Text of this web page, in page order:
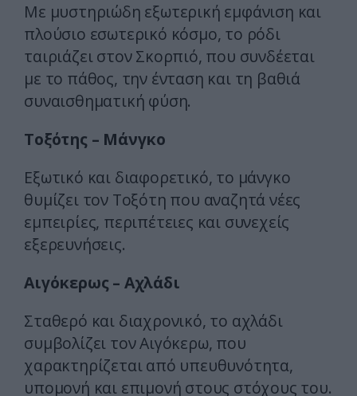
Με μυστηριώδη εξωτερική εμφάνιση και
πλούσιο εσωτερικό κόσμο, το ρόδι
ταιριάζει στον Σκορπιό, που συνδέεται
με το πάθος, την ένταση και τη βαθιά
συναισθηματική φύση.
Τοξότης – Μάνγκο
Εξωτικό και διαφορετικό, το μάνγκο
θυμίζει τον Τοξότη που αναζητά νέες
εμπειρίες, περιπέτειες και συνεχείς
εξερευνήσεις.
Αιγόκερως – Αχλάδι
Σταθερό και διαχρονικό, το αχλάδι
συμβολίζει τον Αιγόκερω, που
χαρακτηρίζεται από υπευθυνότητα,
υπομονή και επιμονή στους στόχους του.